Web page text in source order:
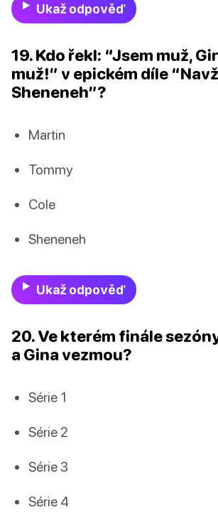
Ukaž odpověď
19. Kdo řekl: “Jsem muž,
muž!” v epickém díle
Sheneneh”?
Martin
Tommy
Cole
Sheneneh
Ukaž odpověď
20. Ve kterém finále
a Gina vezmou?
Série 1
Série 2
Série 3
Série 4